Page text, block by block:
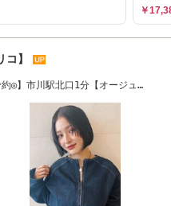
￥
】
◎】市川駅北口1分【オージュ